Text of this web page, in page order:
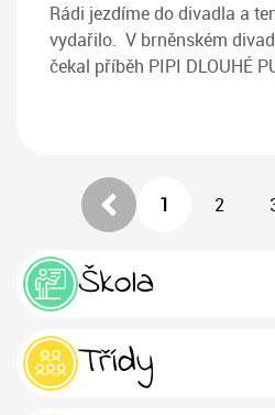
Škola
Třídy
Rádi jezdíme do divadla a
vydařilo. V brněnském
čekal příběh PIPI DLOUHÉ
1 2